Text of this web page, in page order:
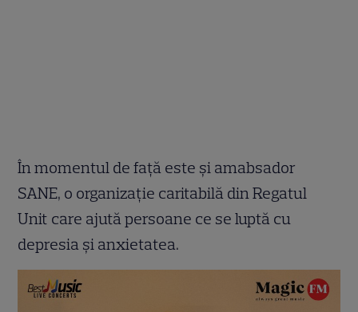
În momentul de față este și amabsador
SANE, o organizație caritabilă din Regatul
Unit care ajută persoane ce se luptă cu
depresia și anxietatea.